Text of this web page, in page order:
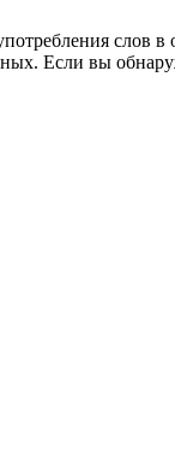
слов
Если вы